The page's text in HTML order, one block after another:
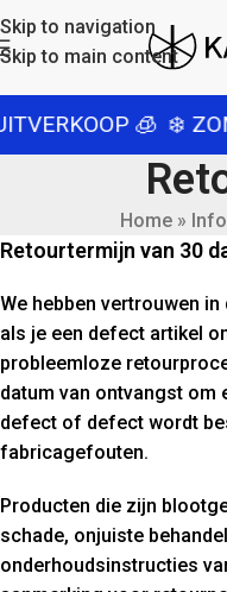
Skip to navigation
Skip to main content
🧊 ❄️
Home »
Retourtermijn van 30
We hebben vertrouwen
als je een defect artikel
probleemloze
datum van ontvangst om
defect of defect wordt
fabricagefouten.
Producten die zijn
schade, onjuiste
onderhoudsinstructies